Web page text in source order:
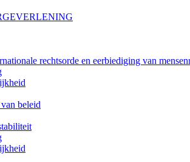
rechtsorde en eerbiediging van
beleid